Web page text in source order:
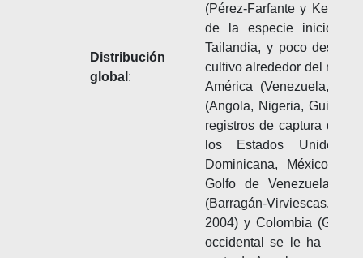
Distribución
global :
(Pérez-Farfante y
de la especie inició
Tailandia, y poco
cultivo alrededor del
América (Venezuela,
(Angola, Nigeria, Guinea,
registros de captura de
los Estados Unidos
Dominicana, México
Golfo de Venezuela
(Barragán-Virviescas,
2004) y Colombia
occidental se le ha